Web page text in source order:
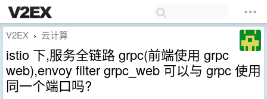
V2EX › 云计算
istio 下,服务全链路 grpc(前端使用 grpc
web),envoy filter grpc_web 可以与 grpc 使用
同一个端口吗?